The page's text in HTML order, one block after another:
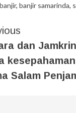
banjir, banjir samarinda,
dan
Salam